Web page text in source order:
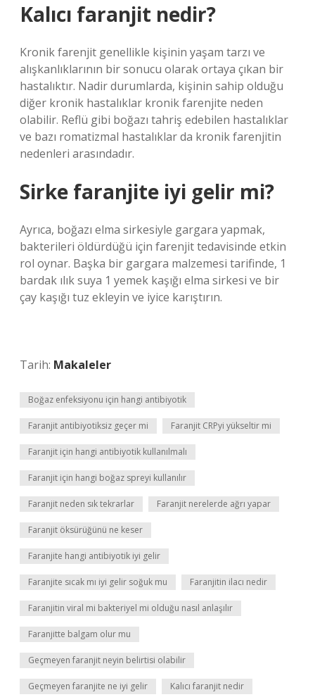
Kalıcı faranjit nedir?
Kronik farenjit genellikle kişinin yaşam tarzı ve
alışkanlıklarının bir sonucu olarak ortaya çıkan bir
hastalıktır. Nadir durumlarda, kişinin sahip olduğu
diğer kronik hastalıklar kronik farenjite neden
olabilir. Reflü gibi boğazı tahriş edebilen hastalıklar
ve bazı romatizmal hastalıklar da kronik farenjitin
nedenleri arasındadır.
Sirke faranjite iyi gelir mi?
Ayrıca, boğazı elma sirkesiyle gargara yapmak,
bakterileri öldürdüğü için farenjit tedavisinde etkin
rol oynar. Başka bir gargara malzemesi tarifinde, 1
bardak ılık suya 1 yemek kaşığı elma sirkesi ve bir
çay kaşığı tuz ekleyin ve iyice karıştırın.
Tarih: Makaleler
Boğaz enfeksiyonu için hangi antibiyotik
Faranjit antibiyotiksiz geçer mi Faranjit CRPyi yükseltir mi
Faranjit için hangi antibiyotik kullanılmalı
Faranjit için hangi boğaz spreyi kullanılır
Faranjit neden sık tekrarlar Faranjit nerelerde ağrı yapar
Faranjit öksürüğünü ne keser
Faranjite hangi antibiyotik iyi gelir
Faranjite sıcak mı iyi gelir soğuk mu Faranjitin ilacı nedir
Faranjitin viral mi bakteriyel mi olduğu nasıl anlaşılır
Faranjitte balgam olur mu
Geçmeyen faranjit neyin belirtisi olabilir
Geçmeyen faranjite ne iyi gelir Kalıcı faranjit nedir